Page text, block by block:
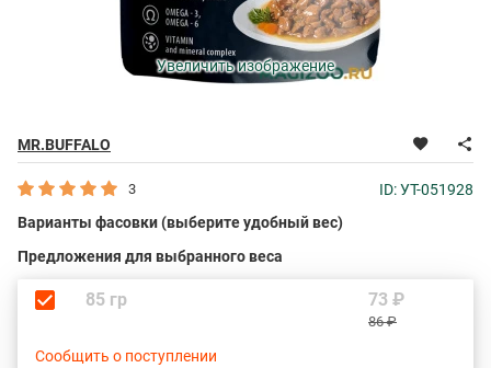
MR.BUFFALO
Увеличить изображение
3
ID: УТ-051928
Варианты фасовки (выберите удобный вес)
Предложения для выбранного веса
85 гр 73 ₽
86 ₽
Сообщить о поступлении